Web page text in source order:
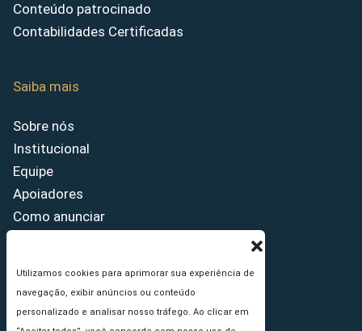
Utilizamos cookies para aprimorar sua experiência de
navegação, exibir anúncios ou conteúdo
personalizado e analisar nosso tráfego. Ao clicar em
Conteúdo patrocinado
Contabilidades Certificadas
Saiba mais
Sobre nós
Institucional
Equipe
Apoiadores
Como anunciar
Princípios Editoriais